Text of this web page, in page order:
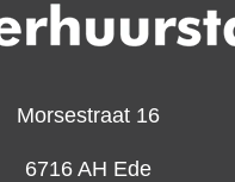
Morsestraat 16
6716 AH Ede